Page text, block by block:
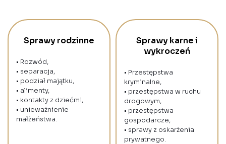
Sprawy rodzinne
• Rozwód,
• separacja,
• podział majątku,
• alimenty,
• kontakty z dziećmi,
• unieważnienie
małżeństwa.
Sprawy karne i
wykroczeń
• Przestępstwa
kryminalne,
• przestępstwa w ruchu
drogowym,
• przestępstwa
gospodarcze,
• sprawy z oskarżenia
prywatnego.